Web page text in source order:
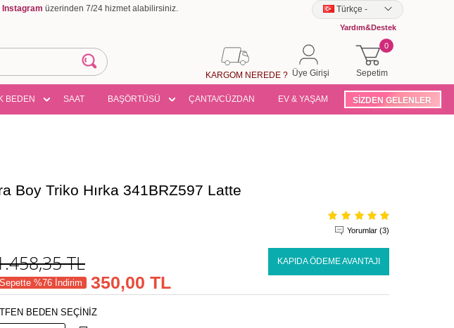
Instagram üzerinden 7/24 hizmet alabilirsiniz. Türkçe -
Yardım&Destek
Sepetim
0
Üye Girişi
KARGOM NEREDE ?
BEDEN SAAT BAŞÖRTÜSÜ ÇANTA/CÜZDAN EV & YAŞAM SİZDEN GELENLER
Boy Triko Hırka 341BRZ597 Latte
Yorumlar (3)
TL KAPIDA ÖDEME AVANTAJI
Sepette %76 İndirim 350,00 TL
BEDEN SEÇİNİZ